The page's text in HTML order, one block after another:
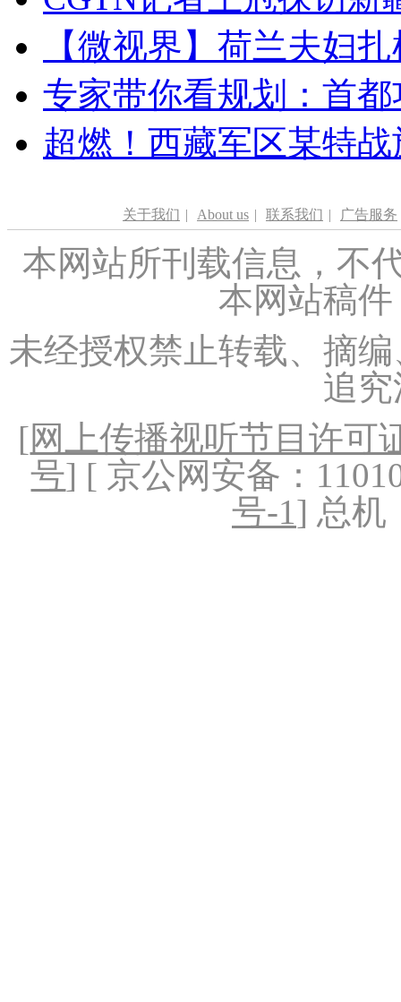
【微视界】荷兰夫妇
专家带你看规划：首
超燃！西藏军区某特
关于我们 | About us | 联系我们 | 广告服务
本网站所刊载信息，不
本网站稿
未经授权禁止转载、摘
追
[网上传播视听节目许可
号] [ 京公网安备：
号-1] 总机